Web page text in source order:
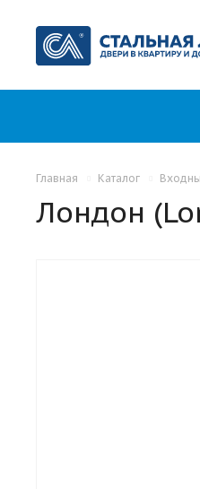
Главная Каталог
Лондон